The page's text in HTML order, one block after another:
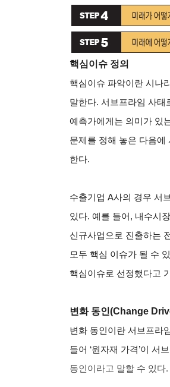
핵심이슈 정의
핵심이슈 파악이란 시나
말한다. 서브프라임 사태
예측가에게는 의미가 있
문제를 정해 놓은 다음
한다.
수출기업 A사의 경우 서
있다. 예를 들어, 내수시
신규사업으로 진출하는
모두 핵심 이슈가 될 수
핵심이슈로 선정했다고
변화 동인(Change
변화 동인이란 서브프라
들어 ‘원자재 가격’이 서
동인이라고 말할 수 있다